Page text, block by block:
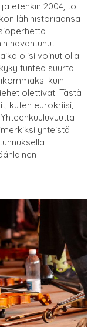
etenkin 2004, toi
lähihistoriaansa
havahtunut
olisi voinut olla
tuntea suurta
kuin
olettivat. Tästä
kuten eurokriisi,
yhteistä